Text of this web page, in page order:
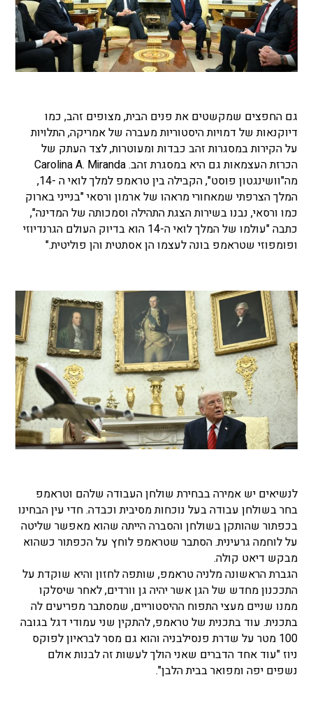
גם החפצים שמקשטים את פנים הבית, מצופים זהב, כמו
דיוקנאות של דמויות היסטוריות מעברה של אמריקה, התלויות
על הקירות במסגרות זהב כבדות ומעוטרות, לצד העתק של
הכרזת העצמאות גם היא במסגרת זהב. Carolina A. Miranda
מה"וושינגטון פוסט", הקבילה בין טראמפ למלך לואי ה -14,
המלך הצרפתי שמאחורי מראהו של ארמון ורסאי "בנייני בארוק
כמו ורסאי, נבנו בשירות הצגת התהילה וסמכותה של המדינה",
כתבה "עולמו של המלך לואי ה-14 הוא בדיוק העולם הגרנדיוזי
ופומפוזי שטראמפ בונה לעצמו הן אסתטית והן פוליטית."
לנשיאים יש אמירה בבחירת שולחן העבודה שלהם וטראמפ
בחר בשולחן עבודה בעל נוכחות מסיבית וכבדה. חדי עין הבחינו
בכפתור שהותקן בשולחן והסברה הייתה שהוא מאפשר שליטה
על לוחמה גרעינית. הסתבר שטראמפ לוחץ על הכפתור כשהוא
מבקש דיאט קולה.
הגברת הראשונה מלניה טראמפ, שותפה לחזון והיא שוקדת על
התככנון מחדש של הגן אשר יהיה גן וורדים, לאחר שיסלקו
ממנו שניים מעצי התפוח ההיסטוריים, שמסתבר מפריעים לה
בתכנית. עוד בתכנית של טראמפ, להתקין שני עמודי דגל בגובה
100 מטר על שדרת פנסילבניה והוא גם מסר לבראיון לפוקס
ניוז "עוד אחד הדברים שאני הולך לעשות זה לבנות אולם
נשפים יפה ומפואר בבית הלבן".